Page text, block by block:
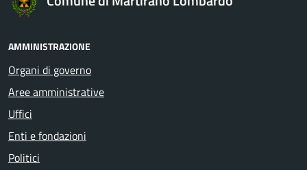
AMMINISTRAZIONE
Organi di governo
Aree amministrative
Uffici
Enti e fondazioni
Politici